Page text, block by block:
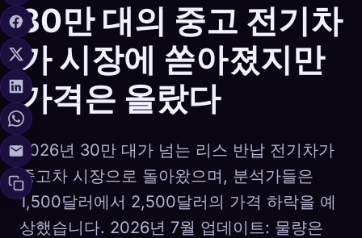
30만 대의 중고 전기차
가 시장에 쏟아졌지만
가격은 올랐다
2026년 30만 대가 넘는 리스 반납 전기차가
중고차 시장으로 돌아왔으며, 분석가들은
1,500달러에서 2,500달러의 가격 하락을 예
상했습니다. 2026년 7월 업데이트: 물량은